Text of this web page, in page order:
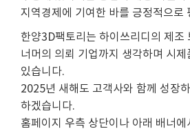
지역경제에 기여한 바를 긍정적으로
한양3D팩토리는 하이쓰리디의 제조
너머의 의뢰 기업까지 생각하며 시제
있습니다.
2025년 새해도 고객사와 함께 성장
하겠습니다.
홈페이지 우측 상단이나 아래 배너에